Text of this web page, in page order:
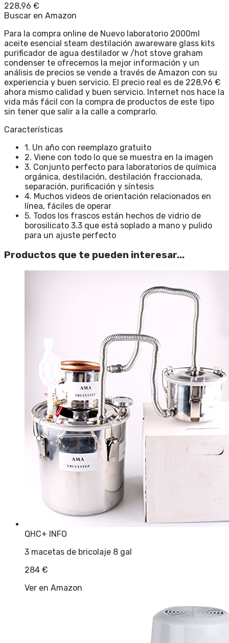
228,96 €
Buscar en Amazon
Para la compra online de Nuevo laboratorio 2000ml
aceite esencial steam destilación awareware glass kits
purificador de agua destilador w /hot stove graham
condenser te ofrecemos la mejor información y un
análisis de precios se vende a través de Amazon con su
experiencia y buen servicio. El precio real es de 228,96 €
ahora mismo calidad y buen servicio. Internet nos hace la
vida más fácil con la compra de productos de este tipo
sin tener que salir a la calle a comprarlo.
Características
1. Un año con reemplazo gratuito
2. Viene con todo lo que se muestra en la imagen
3. Conjunto perfecto para laboratorios de química
orgánica, destilación, destilación fraccionada,
separación, purificación y síntesis
4. Muchos videos de orientación relacionados en
línea, fáciles de operar
5. Todos los frascos están hechos de vidrio de
borosilicato 3.3 que está soplado a mano y pulido
para un ajuste perfecto
Productos que te pueden interesar...
QHC+ INFO
3 macetas de bricolaje 8 gal
284 €
Ver en Amazon